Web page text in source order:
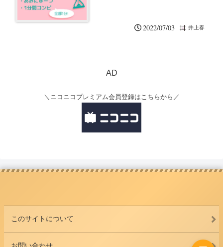
2022/07/03 井上春
AD
＼ニコニコプレミアム会員登録はこちらから／
このサイトについて